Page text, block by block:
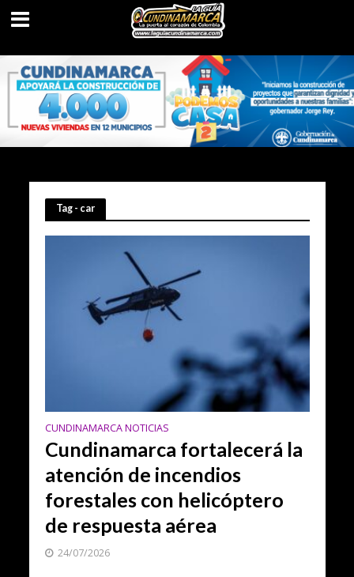
Tag - car
CUNDINAMARCA NOTICIAS
Cundinamarca fortalecerá la
atención de incendios
forestales con helicóptero
de respuesta aérea
24/07/2026